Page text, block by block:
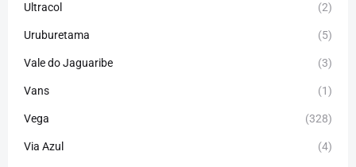
Ultracol (2)
Uruburetama (5)
Vale do Jaguaribe (3)
Vans (1)
Vega (328)
Via Azul (4)